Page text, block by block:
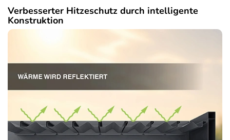
Verbesserter Hitzeschutz durch intelligente
Konstruktion